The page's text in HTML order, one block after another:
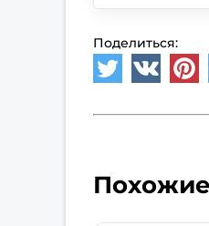
Поделиться: